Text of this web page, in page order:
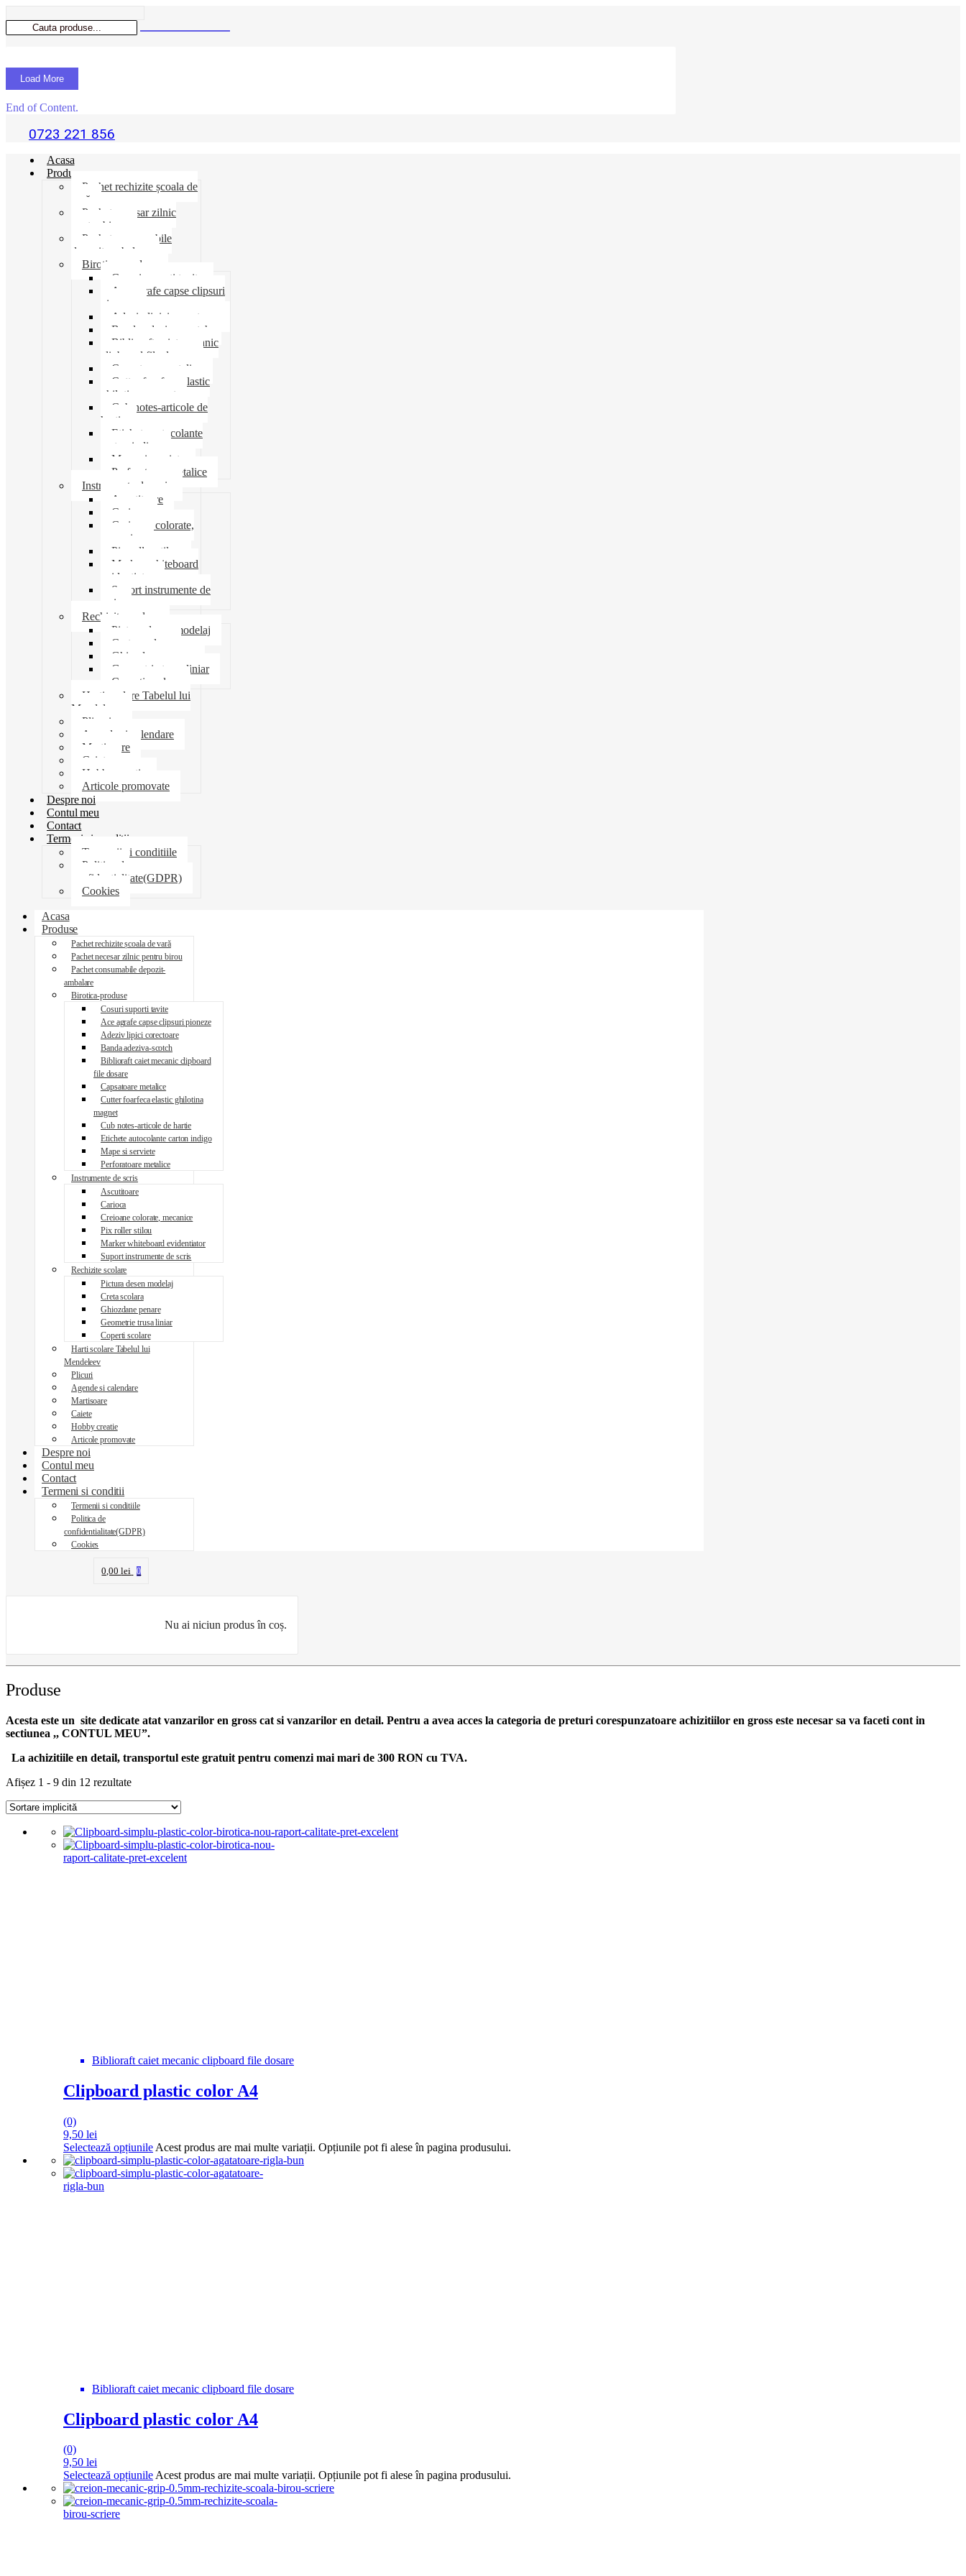
Load More
End of Content.
0723 221 856
Acasa
Produse
Pachet rechizite școala de
vară
Pachet necesar zilnic
pentru birou
Pachet consumabile
depozit-ambalare
Birotica-produse
Cosuri suporti tavite
Ace agrafe capse clipsuri
pioneze
Adeziv lipici corectoare
Banda adeziva-scotch
Biblioraft caiet mecanic
clipboard file dosare
Capsatoare metalice
Cutter foarfeca elastic
ghilotina magnet
Cub notes-articole de
hartie
Etichete autocolante
carton indigo
Mape si serviete
Perforatoare metalice
Instrumente de scris
Ascutitoare
Carioca
Creioane colorate,
mecanice
Pix roller stilou
Marker whiteboard
evidentiator
Suport instrumente de
scris
Rechizite scolare
Pictura desen modelaj
Creta scolara
Ghiozdane penare
Geometrie trusa liniar
Coperti scolare
Harti scolare Tabelul lui
Mendeleev
Plicuri
Agende si calendare
Martisoare
Caiete
Hobby creatie
Articole promovate
Despre noi
Contul meu
Contact
Termeni si conditii
Termenii si conditiile
Politica de
confidentialitate(GDPR)
Cookies
Acasa
Produse
Pachet rechizite școala de vară
Pachet necesar zilnic pentru birou
Pachet consumabile depozit-
ambalare
Birotica-produse
Cosuri suporti tavite
Ace agrafe capse clipsuri pioneze
Adeziv lipici corectoare
Banda adeziva-scotch
Biblioraft caiet mecanic clipboard
file dosare
Capsatoare metalice
Cutter foarfeca elastic ghilotina
magnet
Cub notes-articole de hartie
Etichete autocolante carton indigo
Mape si serviete
Perforatoare metalice
Instrumente de scris
Ascutitoare
Carioca
Creioane colorate, mecanice
Pix roller stilou
Marker whiteboard evidentiator
Suport instrumente de scris
Rechizite scolare
Pictura desen modelaj
Creta scolara
Ghiozdane penare
Geometrie trusa liniar
Coperti scolare
Harti scolare Tabelul lui
Mendeleev
Plicuri
Agende si calendare
Martisoare
Caiete
Hobby creatie
Articole promovate
Despre noi
Contul meu
Contact
Termeni si conditii
Termenii si conditiile
Politica de
confidentialitate(GDPR)
Cookies
0,00lei 0
Nu ai niciun produs în coș.
Produse
Acesta este un site dedicate atat vanzarilor en gross cat si vanzarilor en detail. Pentru a avea acces la categoria de preturi corespunzatoare achizitiilor en gross este necesar sa va faceti cont in
sectiunea ,, CONTUL MEU”.
La achizitiile en detail, transportul este gratuit pentru comenzi mai mari de 300 RON cu TVA.
Afișez 1 - 9 din 12 rezultate
Biblioraft caiet mecanic clipboard file dosare
Clipboard plastic color A4
(0)
9,50 lei
Selectează opțiunile Acest produs are mai multe variații. Opțiunile pot fi alese în pagina produsului.
Biblioraft caiet mecanic clipboard file dosare
Clipboard plastic color A4
(0)
9,50 lei
Selectează opțiunileAcest produs are mai multe variații. Opțiunile pot fi alese în pagina produsului.